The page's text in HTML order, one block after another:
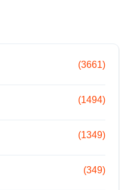
(3661)
(1494)
(1349)
(349)